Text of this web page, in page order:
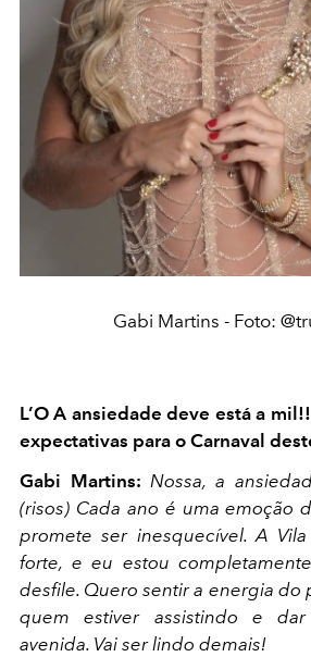
Gabi Martins - Foto:
L’O A ansiedade deve está a
expectativas para o Carnaval
Gabi Martins: Nossa, a
(risos) Cada ano é uma emoção
promete ser inesquecível. A
forte, e eu estou
desfile. Quero sentir a energia do
quem estiver assistindo e
avenida. Vai ser lindo demais!